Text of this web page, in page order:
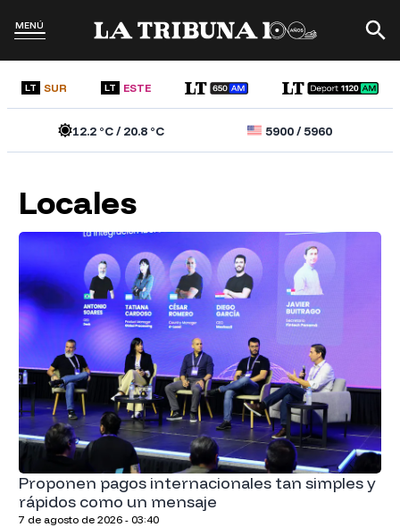
MENÚ
LT SUR LT ESTE
12.2°C /20.8°C 5900/5960
Locales
Proponen pagos internacionales tan simples y
rápidos como un mensaje
7 de agosto de 2026 - 03:40